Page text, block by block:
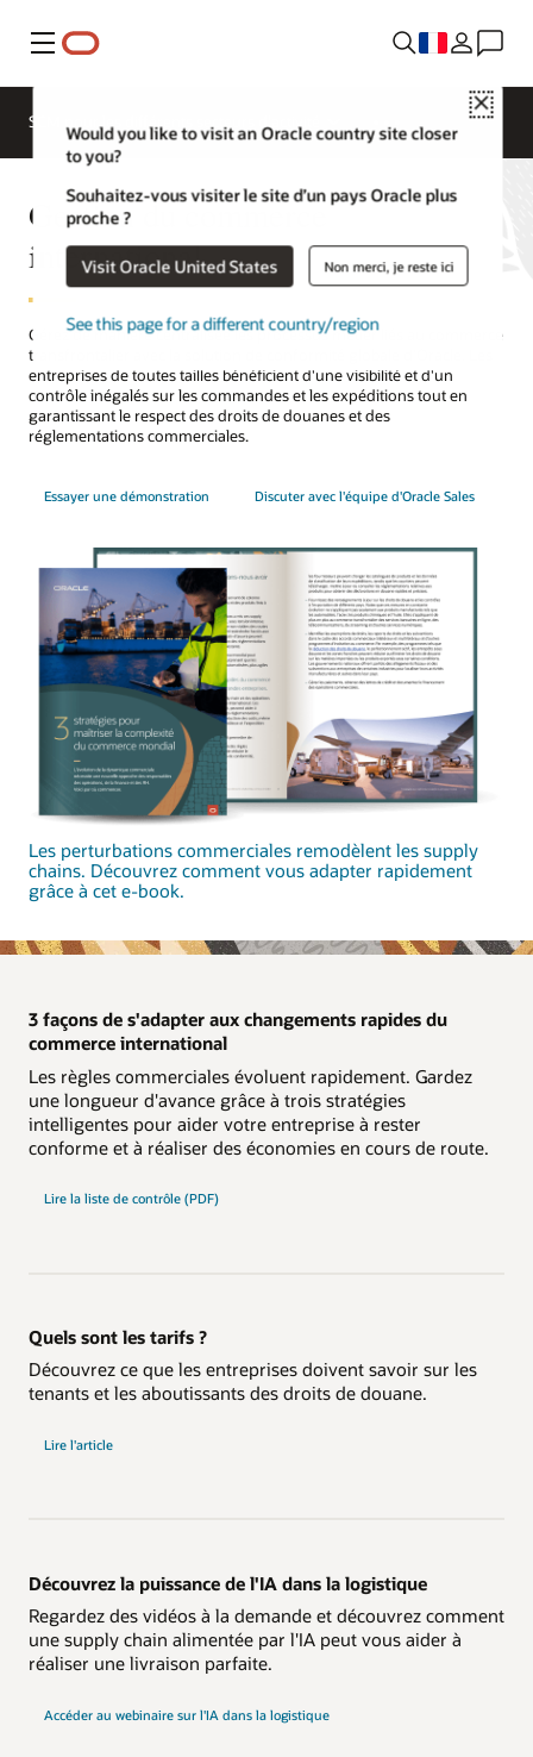
Menu
Close
Would you like to visit an Oracle country site closer
to you?
Souhaitez-vous visiter le site d’un pays Oracle plus
proche ?
Visit Oracle United States Non merci, je reste ici
See this page for a different country/region
SCM pour les différents secteurs d'activité
Gestion du commerce
international
Gérez de manière centralisée les processus métier liés au commerce
transfrontalier avec la solution de conformité globale d’Oracle. Les
entreprises de toutes tailles bénéficient d'une visibilité et d'un
contrôle inégalés sur les commandes et les expéditions tout en
garantissant le respect des droits de douanes et des
réglementations commerciales.
Essayer une démonstration Discuter avec l'équipe d'Oracle Sales
Les perturbations commerciales remodèlent les supply
chains. Découvrez comment vous adapter rapidement
grâce à cet e-book.
3 façons de s'adapter aux changements rapides du
commerce international
Les règles commerciales évoluent rapidement. Gardez
une longueur d'avance grâce à trois stratégies
intelligentes pour aider votre entreprise à rester
conforme et à réaliser des économies en cours de route.
Lire la liste de contrôle (PDF)
Quels sont les tarifs ?
Découvrez ce que les entreprises doivent savoir sur les
tenants et les aboutissants des droits de douane.
Lire l'article
Découvrez la puissance de l'IA dans la logistique
Regardez des vidéos à la demande et découvrez comment
une supply chain alimentée par l'IA peut vous aider à
réaliser une livraison parfaite.
Accéder au webinaire sur l'IA dans la logistique